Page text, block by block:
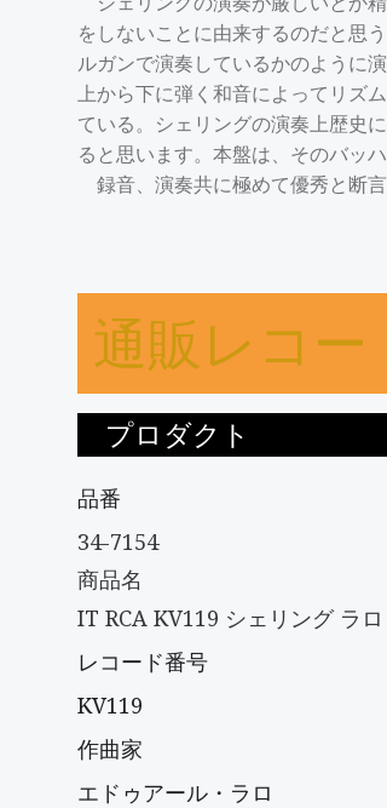
をしないことに由来するのだと思
ルガンで演奏しているかのように
上から下に弾く和音によってリズ
ている。シェリングの演奏上歴史
ると思います。本盤は、そのバッ
録音、演奏共に極めて優秀と断言
通販レコ
プロダクト
品番
34-7154
商品名
IT RCA KV119 シェリング ラ
レコード番号
KV119
作曲家
エドゥアール・ラロ